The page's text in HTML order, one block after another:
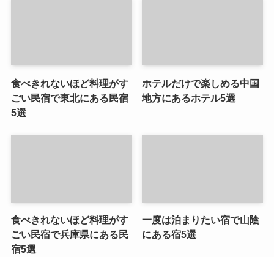
食べきれないほど料理がす
ごい民宿で東北にある民宿
5選
ホテルだけで楽しめる中国
地方にあるホテル5選
食べきれないほど料理がす
ごい民宿で兵庫県にある民
宿5選
一度は泊まりたい宿で山陰
にある宿5選